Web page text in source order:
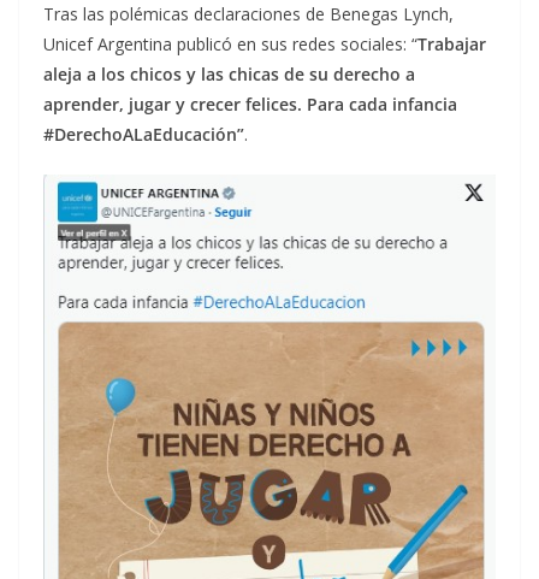
Tras las polémicas declaraciones de Benegas Lynch,
Unicef Argentina publicó en sus redes sociales: “Trabajar
aleja a los chicos y las chicas de su derecho a
aprender, jugar y crecer felices. Para cada infancia
#DerechoALaEducación”.